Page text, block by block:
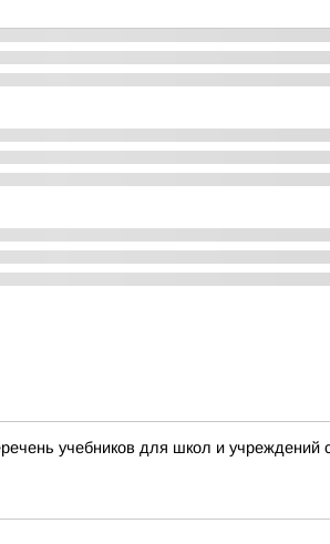
учебников для школ и учреждений